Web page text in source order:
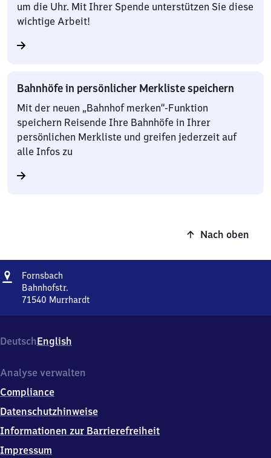
um die Uhr. Mit Ihrer Spende unterstützen Sie diese
wichtige Arbeit!
Bahnhöfe in persönlicher Merkliste speichern
Mit der neuen „Bahnhof merken“-Funktion
speichern Reisende Ihre Bahnhöfe in Ihrer
persönlichen Merkliste und greifen jederzeit auf
alle Infos zu
Nach oben
Adresse
Fornsbach
Bahnhofstr.
71540 Murrhardt
7
1
4
Murrhardt
DeutschEnglish
Analyse verwalten
Compliance
Datenschutzhinweise
Informationen zur Barrierefreiheit
Impressum